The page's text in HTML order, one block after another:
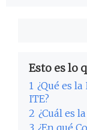
Esto es lo
1 ¿Qué es
ITE?
2 ¿Cuál es